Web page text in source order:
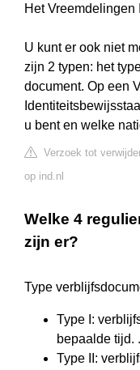
Het
U kunt er ook niet
zijn 2 typen: het
document. Op een
u bent en welke
Verzoek tot
op ind.nl
Welke 4
zijn er?
Type
Type I:
bepaalde tijd.
Type II: